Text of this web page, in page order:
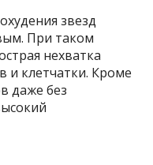
звезд
При таком
нехватка
и клетчатки. Кроме
даже без